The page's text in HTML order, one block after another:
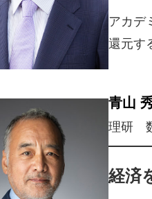
アカデ
還元す
青山
理研
経済